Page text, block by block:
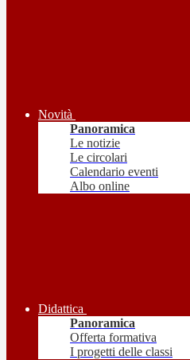
Novità
Panoramica
Le notizie
Le circolari
Calendario eventi
Albo online
Didattica
Panoramica
Offerta formativa
I progetti delle classi